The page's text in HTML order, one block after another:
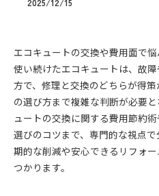
2025/12/15
エコキュートの交換や費用面で
使い続けたエコキュートは、故
方で、修理と交換のどちらが得
の選び方まで複雑な判断が必要
ュートの交換に関する費用節約
選びのコツまで、専門的な視点
期的な削減や安心できるリフォ
つかります。